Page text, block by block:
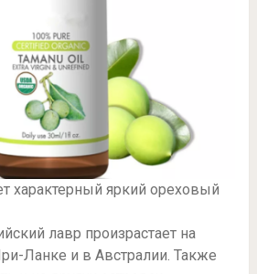
характерный яркий ореховый
лавр произрастает на
Ланке и в Австралии. Также